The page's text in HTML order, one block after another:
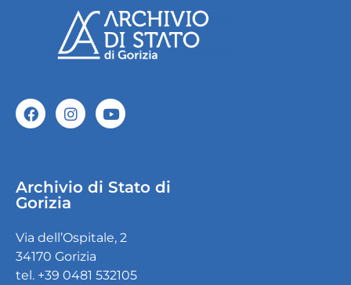
Archivio di Stato di
Gorizia
Via dell’Ospitale, 2
34170 Gorizia
tel. +39 0481 532105